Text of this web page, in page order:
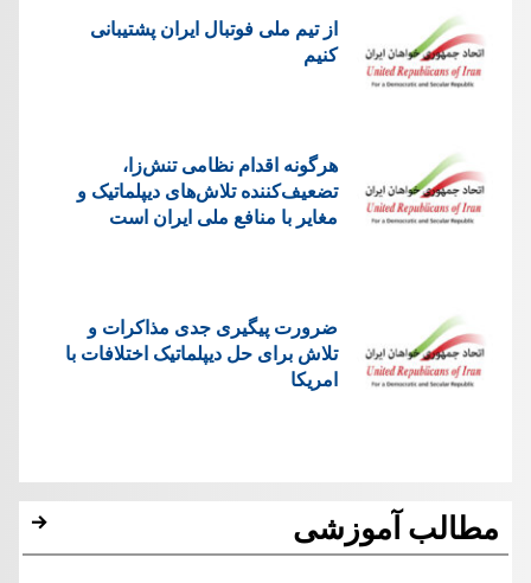
از تیم ملی فوتبال ایران پشتیبانی
کنیم
هرگونه اقدام نظامی تنش‌زا،
تضعیف‌کننده تلاش‌های دیپلماتیک و
مغایر با منافع ملی ایران است
ضرورت پیگیری جدی مذاکرات و
تلاش برای حل دیپلماتیک اختلافات با
امریکا
مطالب آموزشی